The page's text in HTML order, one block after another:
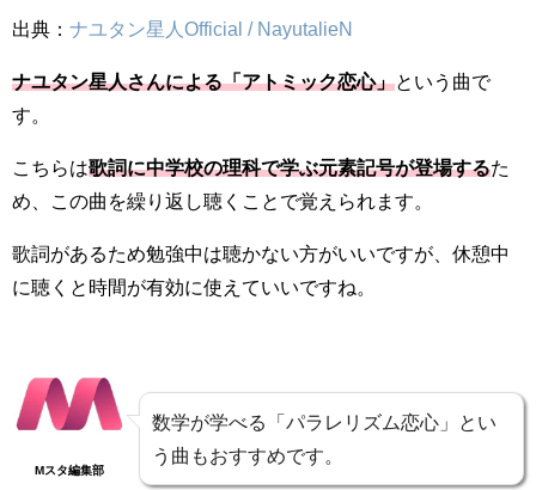
出典： ナユタン星人Official / NayutalieN
ナユタン星人さんによる「アトミック恋心」という曲で
す。
こちらは歌詞に中学校の理科で学ぶ元素記号が登場するた
め、この曲を繰り返し聴くことで覚えられます。
歌詞があるため勉強中は聴かない方がいいですが、休憩中
に聴くと時間が有効に使えていいですね。
Mスタ編集部
数学が学べる「パラレリズム恋心」とい
う曲もおすすめです。